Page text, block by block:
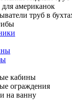
американок
труб в
кабины
ограждения
на ванну